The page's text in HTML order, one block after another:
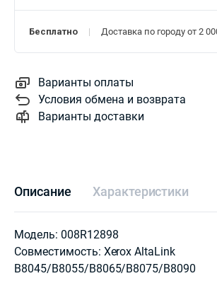
Бесплатно Доставка по городу от 2
Варианты оплаты
Условия обмена и возврата
Варианты доставки
Описание Характеристики
Модель: 008R12898
Совместимость: Xerox AltaLink
B8045/B8055/B8065/B8075/B8090